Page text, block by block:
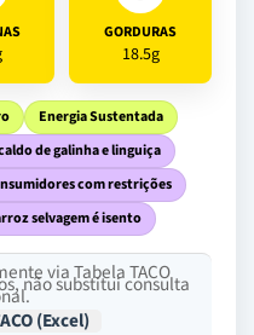
GORDURAS
18.5g
Energia Sustentada
de galinha e linguiça
com restrições
selvagem é isento
via Tabela TACO
não substitui consulta
(Excel)